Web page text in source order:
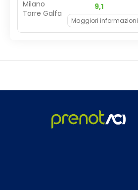
9,1
Maggiori informazioni